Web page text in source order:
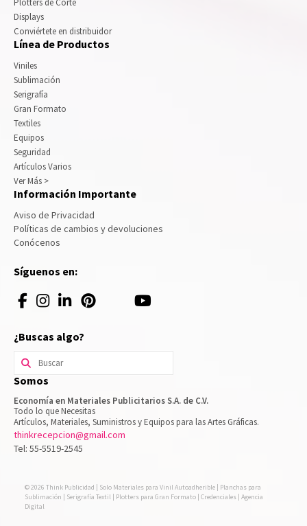
Plotters de Corte
Displays
Conviértete en distribuidor
Línea de Productos
Viniles
Sublimación
Serigrafía
Gran Formato
Textiles
Equipos
Seguridad
Artículos Varios
Ver Más >
Información Importante
Aviso de Privacidad
Políticas de cambios y devoluciones
Conócenos
Síguenos en:
¿Buscas algo?
Buscar
por:
Somos
Economía en Materiales Publicitarios S.A. de C.V.
Todo lo que Necesitas
Artículos, Materiales, Suministros y Equipos para las Artes Gráficas.
thinkrecepcion@gmail.com
Tel: 55-5519-2545
© 2026 Think Publicidad | Solo Materiales para Vinil Autoadherible | Planchas para
Sublimación | Serigrafía Textil | Plotters para Gran Formato | Credenciales | Agencia
Digital